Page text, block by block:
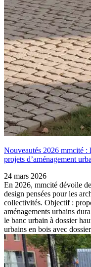
Nouveautés 2026 mmcité :
projets d’aménagement
24 mars 2026
En 2026, mmcité dévoile
design pensées pour les
collectivités. Objectif :
aménagements urbains
le banc urbain à dossier
urbains en bois avec